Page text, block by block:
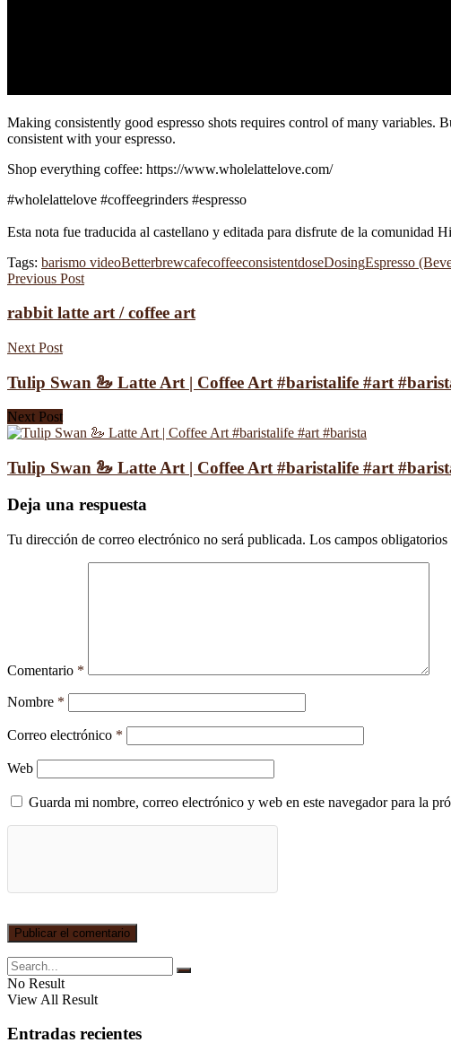
Making consistently good espresso shots requires control of many
consistent with your espresso.
Shop everything coffee: https://www.wholelattelove.com/
#wholelattelove #coffeegrinders #espresso
Esta nota fue traducida al castellano y editada para disfrute de la comunidad
Tags: barismo videoBetterbrewcafecoffeeconsistentdoseDosingEspresso
Previous Post
rabbit latte art / coffee art
Next Post
Tulip Swan 🦢 Latte Art | Coffee Art #baristalife #art
Next Post
Tulip Swan 🦢 Latte Art | Coffee Art #baristalife #art
Deja una respuesta
Tu dirección de correo electrónico no será publicada. Los campos obligatorios
Comentario *
Nombre *
Correo electrónico *
Web
Guarda mi nombre, correo electrónico y web en este navegador para la
No Result
View All Result
Entradas recientes